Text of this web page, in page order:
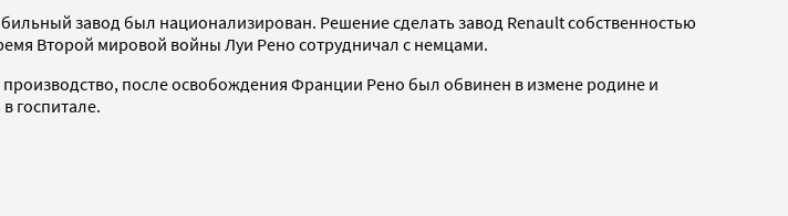
завод был национализирован. Решение сделать завод Renault собственностью
Второй мировой войны Луи Рено сотрудничал с немцами.
после освобождения Франции Рено был обвинен в измене родине и
госпитале.